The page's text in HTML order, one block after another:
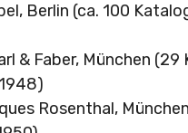
Berlin (ca. 100
& Faber, München (29
Rosenthal,